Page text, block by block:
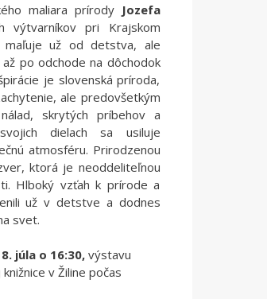
maliara prírody Jozefa
výtvarníkov pri Krajskom
maľuje už od detstva, ale
po odchode na dôchodok
je slovenská príroda,
ale predovšetkým
skrytých príbehov a
dielach sa usiluje
atmosféru. Prirodzenou
ktorá je neoddeliteľnou
Hlboký vzťah k prírode a
už v detstve a dodnes
svet.
júla o 16:30, výstavu
v Žiline počas